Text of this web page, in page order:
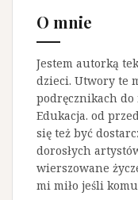
O mnie
Jestem autorką
dzieci. Utwory te
podręcznikach
Edukacja. od
się też być
dorosłych
wierszowane
mi miło jeśli